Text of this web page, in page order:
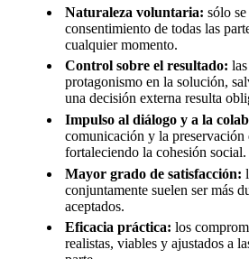
Naturaleza voluntaria: sólo
consentimiento de todas las
cualquier momento.
Control sobre el resultado:
protagonismo en la solución,
una decisión externa resulta
Impulso al diálogo y a la
comunicación y la preservación
fortaleciendo la cohesión social.
Mayor grado de satisfacción:
conjuntamente suelen ser más
aceptados.
Eficacia práctica: los
realistas, viables y ajustados a